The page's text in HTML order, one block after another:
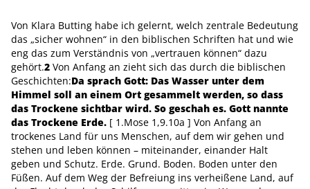
Von Klara Butting habe ich gelernt, welch zentrale Bedeutung
das „sicher wohnen“ in den biblischen Schriften hat und wie
eng das zum Verständnis von „vertrauen können“ dazu
gehört.2 Von Anfang an zieht sich das durch die biblischen
Geschichten:Da sprach Gott: Das Wasser unter dem
Himmel soll an einem Ort gesammelt werden, so dass
das Trockene sichtbar wird. So geschah es. Gott nannte
das Trockene Erde. [ 1.Mose 1,9.10a ] Von Anfang an
trockenes Land für uns Menschen, auf dem wir gehen und
stehen und leben können – miteinander, einander Halt
geben und Schutz. Erde. Grund. Boden. Boden unter den
Füßen. Auf dem Weg der Befreiung ins verheißene Land, auf